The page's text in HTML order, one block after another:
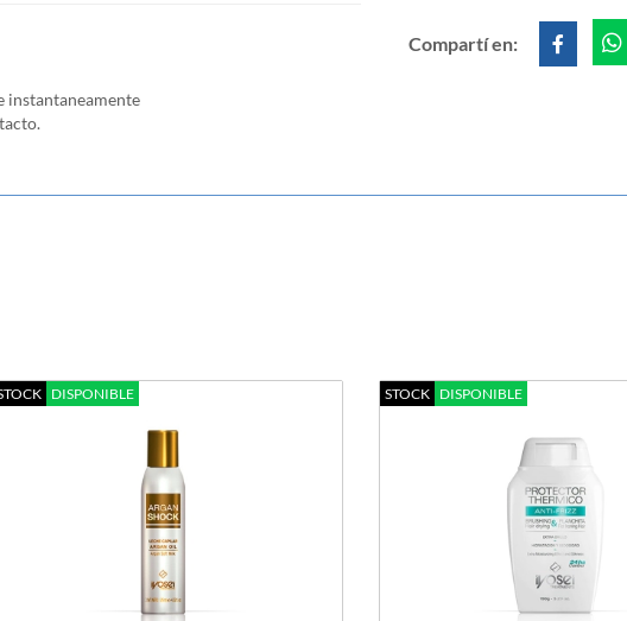
Compartí en:
instantaneamente
DISPONIBLE STOCK DISPONIBLE